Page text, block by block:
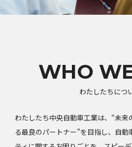
WHO
わたしたちにつ
わたしたち中央自動車工業は、“未来
る最良のパートナー”を目指し、自動